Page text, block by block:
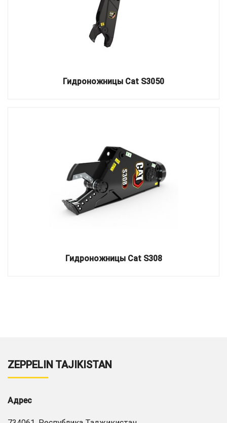
Гидроножницы Cat S3050
Гидроножницы Cat S308
ZEPPELIN TAJIKISTAN
Адрес